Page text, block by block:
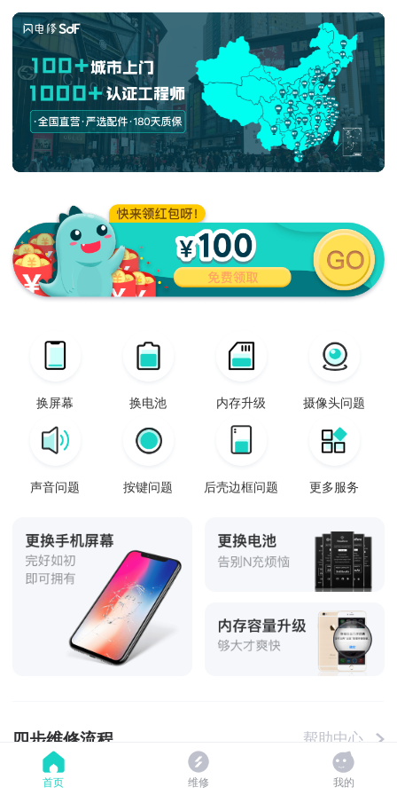
换屏幕 换电池 内存升级 摄像头问题
声音问题 按键问题 后壳边框问题 更多服务
四步维修流程 帮助中心
首页 维修 我的